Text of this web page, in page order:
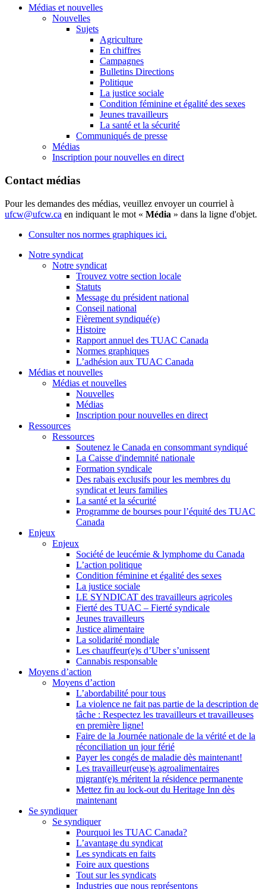
Médias et nouvelles
Nouvelles
Sujets
Agriculture
En chiffres
Campagnes
Bulletins Directions
Politique
La justice sociale
Condition féminine et égalité des sexes
Jeunes travailleurs
La santé et la sécurité
Communiqués de presse
Médias
Inscription pour nouvelles en direct
Contact médias
Pour les demandes des médias, veuillez envoyer un courriel à
ufcw@ufcw.ca en indiquant le mot « Média » dans la ligne d'objet.
Consulter nos normes graphiques ici.
Notre syndicat
Notre syndicat
Trouvez votre section locale
Statuts
Message du président national
Conseil national
Fièrement syndiqué(e)
Histoire
Rapport annuel des TUAC Canada
Normes graphiques
L’adhésion aux TUAC Canada
Médias et nouvelles
Médias et nouvelles
Nouvelles
Médias
Inscription pour nouvelles en direct
Ressources
Ressources
Soutenez le Canada en consommant syndiqué
La Caisse d'indemnité nationale
Formation syndicale
Des rabais exclusifs pour les membres du
syndicat et leurs families
La santé et la sécurité
Programme de bourses pour l’équité des TUAC
Canada
Enjeux
Enjeux
Société de leucémie & lymphome du Canada
L’action politique
Condition féminine et égalité des sexes
La justice sociale
LE SYNDICAT des travailleurs agricoles
Fierté des TUAC – Fierté syndicale
Jeunes travailleurs
Justice alimentaire
La solidarité mondiale
Les chauffeur(e)s d’Uber s’unissent
Cannabis responsable
Moyens d’action
Moyens d’action
L’abordabilité pour tous
La violence ne fait pas partie de la description de
tâche : Respectez les travailleurs et travailleuses
en première ligne!
Faire de la Journée nationale de la vérité et de la
réconciliation un jour férié
Payer les congés de maladie dès maintenant!
Les travailleur(euse)s agroalimentaires
migrant(e)s méritent la résidence permanente
Mettez fin au lock-out du Heritage Inn dès
maintenant
Se syndiquer
Se syndiquer
Pourquoi les TUAC Canada?
L’avantage du syndicat
Les syndicats en faits
Foire aux questions
Tout sur les syndicats
Industries que nous représentons